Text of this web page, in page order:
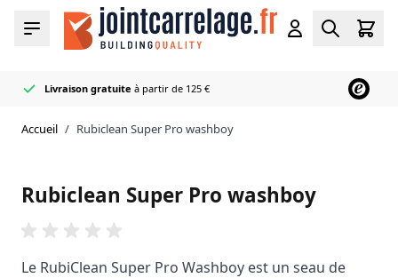
Allez au contenu
Menu
Cart
Livraison gratuite à partir de 125 €
Distributeur officielMapei
50+ couleurs de joints et de mastics en stock
Livré très rapidement
Accueil / Rubiclean Super Pro washboy
Rubiclean Super Pro washboy
Le RubiClean Super Pro Washboy est un seau de